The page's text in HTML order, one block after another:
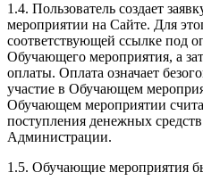
1.4. Пользователь создает
мероприятии на Сайте. Для
соответствующей ссылке под
Обучающего мероприятия, а
оплаты. Оплата означает
участие в Обучающем
Обучающем мероприятии
поступления денежных
Администрации.
1.5. Обучающие мероприятия